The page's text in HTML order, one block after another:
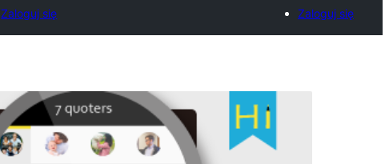
Zaloguj się
Zaloguj się